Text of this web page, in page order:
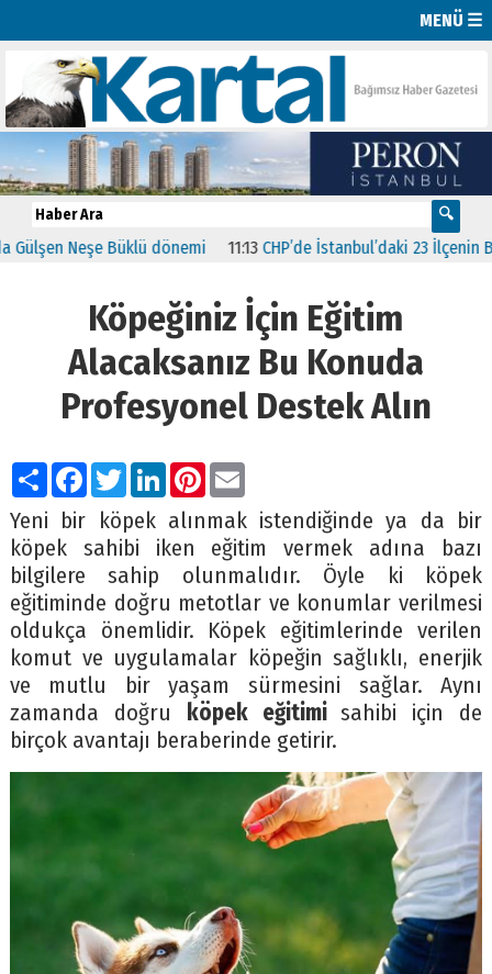
MENÜ ☰
Neşe Büklü dönemi 11:13 CHP’de İstanbul’daki 23 İlçenin
Köpeğiniz İçin Eğitim
Alacaksanız Bu Konuda
Profesyonel Destek Alın
PaylaşFacebook
TwitterLinkedIn
Pinterest
Email
Yeni bir köpek alınmak istendiğinde ya da bir
köpek sahibi iken eğitim vermek adına bazı
bilgilere sahip olunmalıdır. Öyle ki köpek
eğitiminde doğru metotlar ve konumlar verilmesi
oldukça önemlidir. Köpek eğitimlerinde verilen
komut ve uygulamalar köpeğin sağlıklı, enerjik
ve mutlu bir yaşam sürmesini sağlar. Aynı
zamanda doğru köpek eğitimisahibi için de
birçok avantajı beraberinde getirir.